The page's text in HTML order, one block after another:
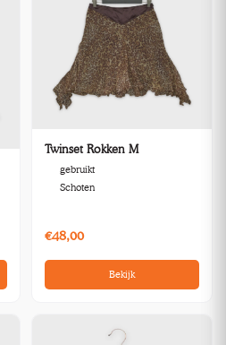
Twinset Rokken M
gebruikt
Schoten
€48,00
Bekijk